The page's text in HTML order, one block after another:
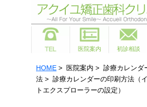
医院案内 初診相談
HOME > 医院案内 > 診療カレンダ
法 > 診療カレンダーの印刷方法（
トエクスプローラーの設定）